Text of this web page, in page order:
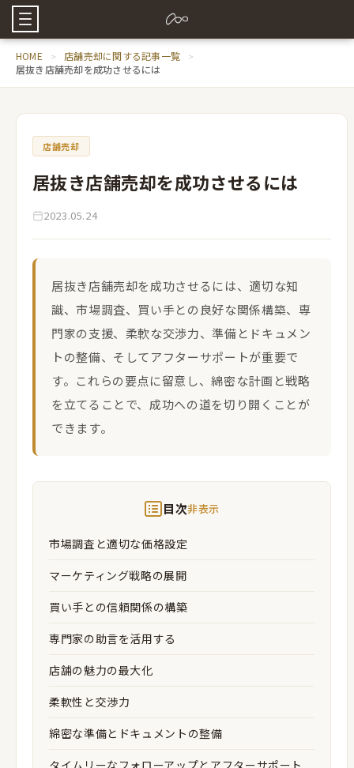
HOME
店舗売却に関する記事一覧
居抜き店舗売却を成功させるには
店舗売却
居抜き店舗売却を成功させるには
2023.05.24
居抜き店舗売却を成功させるには、適切な知
識、市場調査、買い手との良好な関係構築、専
門家の支援、柔軟な交渉力、準備とドキュメン
トの整備、そしてアフターサポートが重要で
す。これらの要点に留意し、綿密な計画と戦略
を立てることで、成功への道を切り開くことが
できます。
目次非表示
市場調査と適切な価格設定
マーケティング戦略の展開
買い手との信頼関係の構築
専門家の助言を活用する
店舗の魅力の最大化
柔軟性と交渉力
綿密な準備とドキュメントの整備
タイムリーなフォローアップとアフターサポート